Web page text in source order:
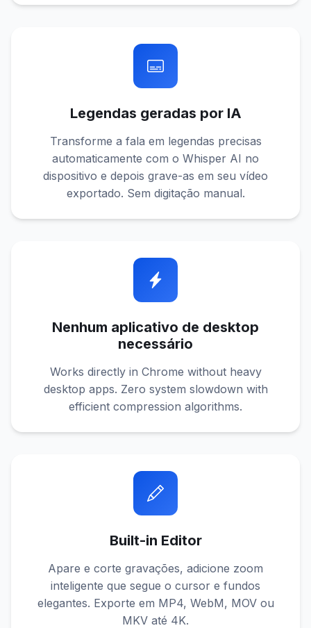
Legendas geradas por IA
Transforme a fala em legendas precisas
automaticamente com o Whisper AI no
dispositivo e depois grave-as em seu vídeo
exportado. Sem digitação manual.
Nenhum aplicativo de desktop
necessário
Works directly in Chrome without heavy
desktop apps. Zero system slowdown with
efficient compression algorithms.
Built-in Editor
Apare e corte gravações, adicione zoom
inteligente que segue o cursor e fundos
elegantes. Exporte em MP4, WebM, MOV ou
MKV até 4K.